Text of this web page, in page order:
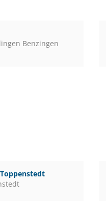
Benzingen